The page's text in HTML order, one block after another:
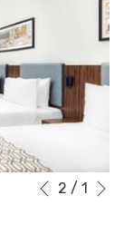
أزرار
سيؤدي
السابق
1
/
2 التالي